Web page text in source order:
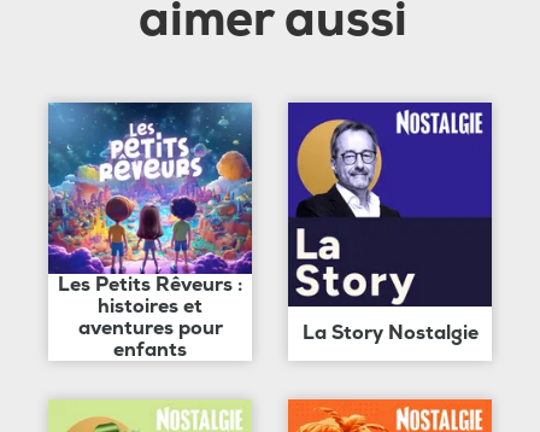
aimer aussi
Les Petits Rêveurs :
histoires et
aventures pour
enfants
La Story Nostalgie